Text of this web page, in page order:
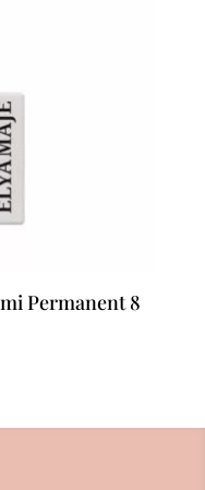
Permanent 8